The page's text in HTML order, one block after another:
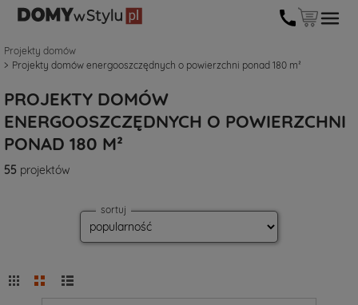
Projekty domów
Projekty domów energooszczędnych o powierzchni ponad 180 m²
PROJEKTY DOMÓW
ENERGOOSZCZĘDNYCH O POWIERZCHNI
PONAD 180 M²
55 projektów
sortuj